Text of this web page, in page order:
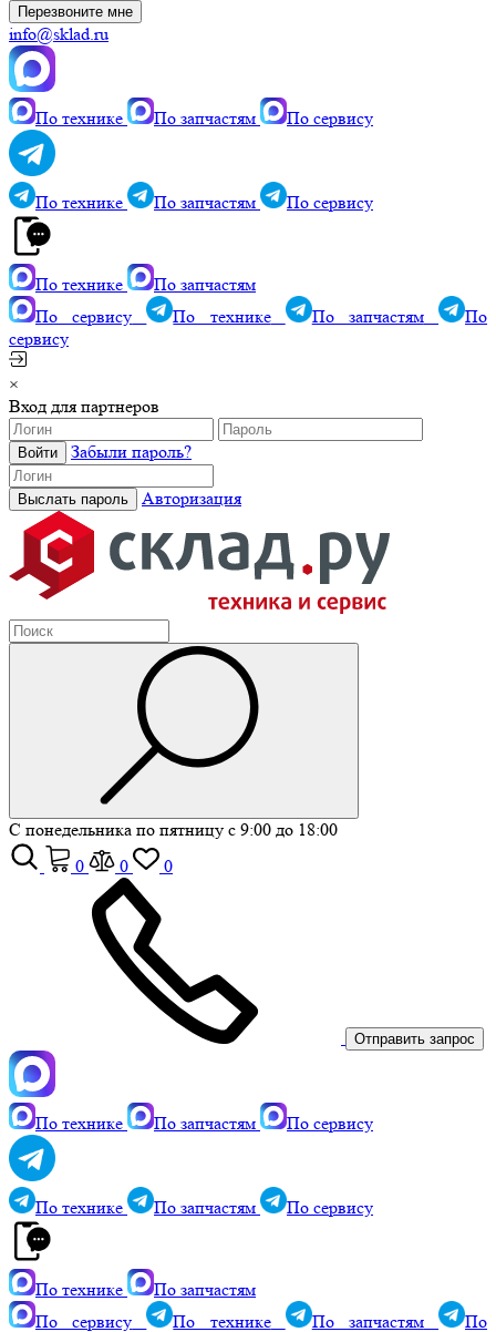
Перезвоните мне
info@sklad.ru
По технике По запчастям По сервису
По технике По запчастям По сервису
По технике
По запчастям
По сервису
По технике По запчастям
По
сервису
×
Вход для партнеров
Забыли пароль?
Авторизация
С понедельника по пятницу с 9:00 до 18:00
0
0 0
Отправить запрос
По технике По запчастям По сервису
По технике По запчастям По сервису
По технике
По запчастям
По сервису
По технике По запчастям
По